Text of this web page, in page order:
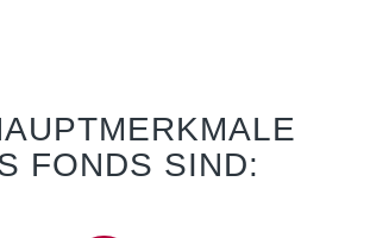
FONDS SIND: